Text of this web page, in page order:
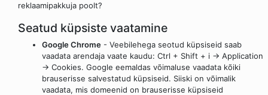
reklaamipakkuja poolt?
Seatud küpsiste vaatamine
Google Chrome - Veebilehega seotud küpsiseid saab
vaadata arendaja vaate kaudu: Ctrl + Shift + i -> Application
-> Cookies. Google eemaldas võimaluse vaadata kõiki
brauserisse salvestatud küpsiseid. Siiski on võimalik
vaadata, mis domeenid on brauserisse küpsiseid